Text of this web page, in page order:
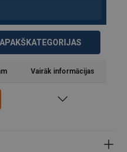
Vairāk informācijas